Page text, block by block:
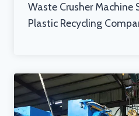
Waste Crusher Machine
Plastic Recycling